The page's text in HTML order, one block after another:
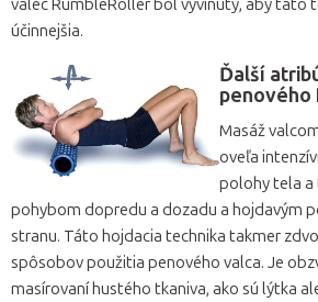
valec RumbleRoller bol vyvinutý, aby táto
účinnejšia.
Ďalší
penového
Masáž
oveľa
polohy tela
pohybom dopredu a dozadu a hojdavým
stranu. Táto hojdacia technika takmer
spôsobov použitia penového valca. Je
masírovaní hustého tkaniva, ako sú lýtka